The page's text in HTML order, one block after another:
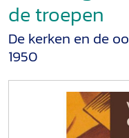
de troepen
De kerken en de
1950